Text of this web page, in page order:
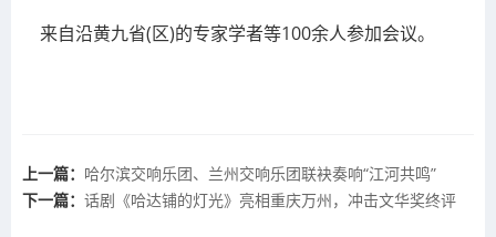
来自沿黄九省(区)的专家学者等100余人参加会议。
上一篇： 哈尔滨交响乐团、兰州交响乐团联袂奏响“江河共鸣”
下一篇： 话剧《哈达铺的灯光》亮相重庆万州，冲击文华奖终评